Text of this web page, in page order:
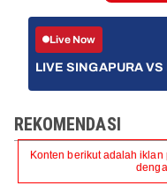
Live Now
LIVE SINGAPURA